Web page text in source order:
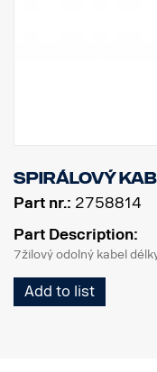
Spirálový
Part nr.: 2758814
Part Description:
7žilový odolný kabel
Add to list